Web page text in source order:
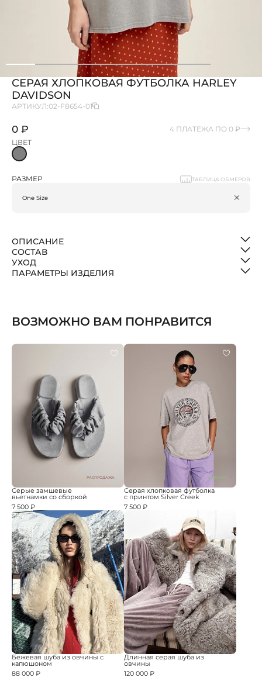
СЕРАЯ ХЛОПКОВАЯ ФУТБОЛКА HARLEY
DAVIDSON
АРТИКУЛ:02-F8654-01
0 ₽
4 ПЛАТЕЖА ПО 0 ₽
ЦВЕТ
РАЗМЕР ТАБЛИЦА ОБМЕРОВ
ОПИСАНИЕ
СОСТАВ
УХОД
ПАРАМЕТРЫ ИЗДЕЛИЯ
ВОЗМОЖНО ВАМ ПОНРАВИТСЯ
РАСПРОДАЖА
Серые замшевые
вьетнамки со сборкой
7 500 ₽
НОВИНКА
Серая хлопковая футболка
с принтом Silver Creek
7 500 ₽
Бежевая шуба из овчины с
капюшоном
88 000 ₽
Длинная серая шуба из
овчины
120 000 ₽